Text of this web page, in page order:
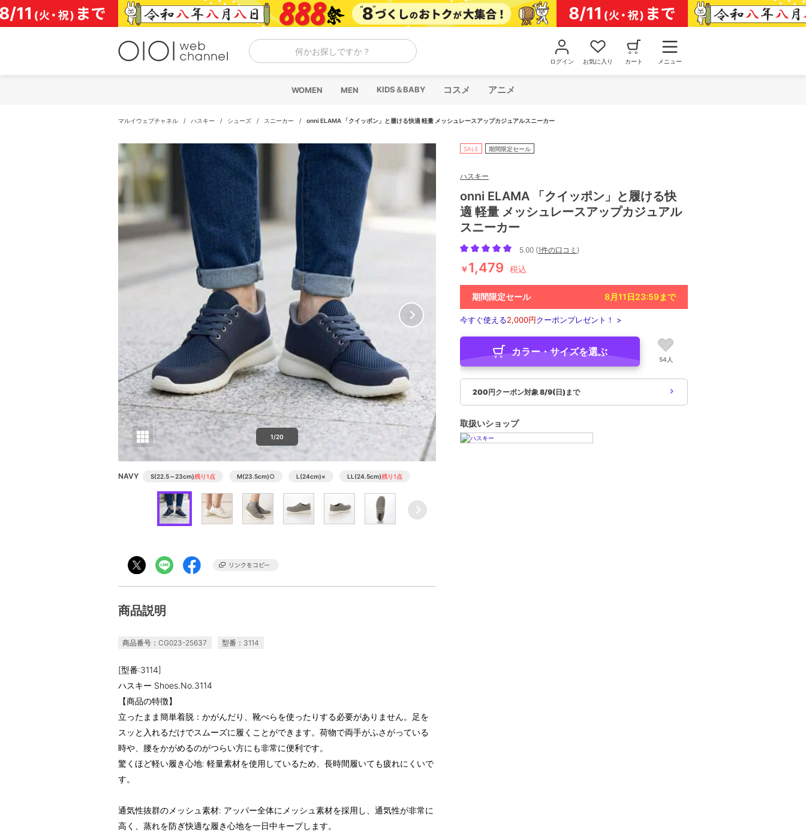
コ
ン
テ
何かお探しですか？
ログイン お気に入り カート メニュー
WOMEN MEN KIDS＆BABY コスメ アニメ
マルイウェブチャネル / ハスキー / シューズ / スニーカー / onni ELAMA 「クイッポン」と履ける快適 軽量 メッシュレースアップカジュアルスニーカー
1/20
NAVY S(22.5～23cm)残り1点 M(23.5cm)○ L(24cm)× LL(24.5cm)残り1点
商品説明
商品番号：CG023-25637 型番：3114
[型番:3114]
ハスキー Shoes.No.3114
【商品の特徴】
立ったまま簡単着脱：かがんだり、靴べらを使ったりする必要がありません。足を
スッと入れるだけでスムーズに履くことができます。荷物で両手がふさがっている
時や、腰をかがめるのがつらい方にも非常に便利です。
驚くほど軽い履き心地: 軽量素材を使用しているため、長時間履いても疲れにくいで
す。
通気性抜群のメッシュ素材: アッパー全体にメッシュ素材を採用し、通気性が非常に
高く、蒸れを防ぎ快適な履き心地を一日中キープします。
SALE 期間限定セール
ハスキー
onni ELAMA 「クイッポン」と履ける快
適 軽量 メッシュレースアップカジュアル
スニーカー
5.00 (1件の口コミ )
￥1,479 税込
期間限定セール 8月11日23:59まで
今すぐ使える2,000円クーポンプレゼント！ >
カラー・サイズを選ぶ
54人
200円クーポン対象 8/9(日)まで
取扱いショップ